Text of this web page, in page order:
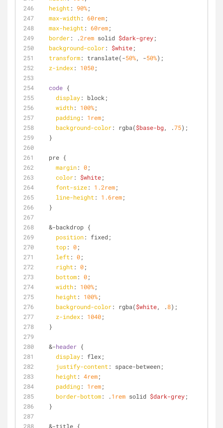
height : 90%;
max-width: 60rem;
max-height : 60rem;
border: .2rem solid $dark-grey;
background-color: $white;
transform: translate(-50%, -50%);
z-index: 1050;
code {
display: block;
width: 100%;
padding: 1rem;
background-color: rgba($base-bg, .75);
  }
  pre {
margin: 0;
color: $white;
font-size: 1.2rem;
line-height : 1.6rem;
  }
  &-backdrop {
position: fixed;
top: 0;
left : 0;
right : 0;
bottom: 0;
width: 100%;
height : 100%;
background-color: rgba($white, .8);
z-index: 1040;
  }
  &-
header {
display: flex;
justify-content : space-between;
height : 4rem;
padding: 1rem;
border-bottom: .1rem solid $dark-grey;
  }
  &-title {